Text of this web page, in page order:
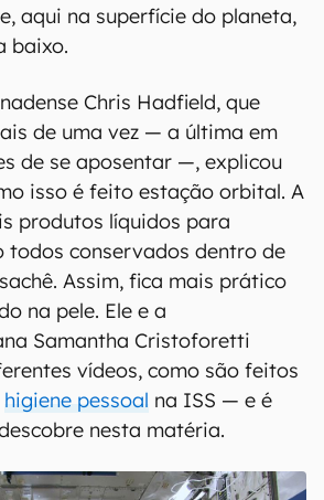
aqui na superfície do planeta,
baixo.
Chris Hadfield, que
de uma vez — a última em
de se aposentar —, explicou
isso é feito estação orbital. A
produtos líquidos para
todos conservados dentro de
Assim, fica mais prático
na pele. Ele e a
Samantha Cristoforetti
vídeos, como são feitos
higiene pessoal na ISS — e é
nesta matéria.